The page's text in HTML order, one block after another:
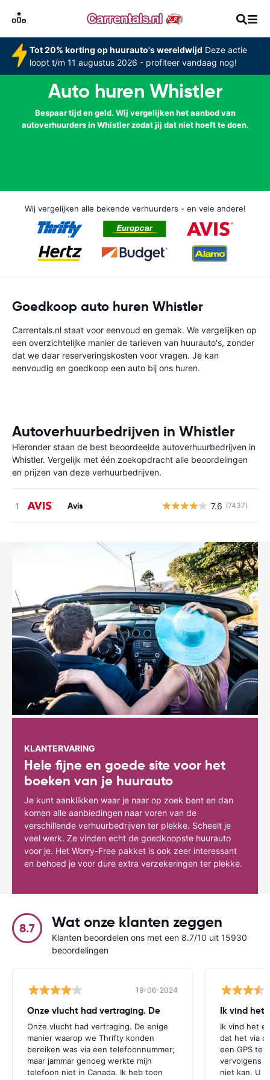
Tot 20% korting op huurauto's wereldwijd Deze actie
loopt t/m 11 augustus 2026 - profiteer vandaag nog!
Auto huren Whistler
Bespaar tijd en geld. Wij vergelijken het aanbod van
autoverhuurders in Whistler zodat jij dat niet hoeft te doen.
Wij vergelijken alle bekende verhuurders - en vele andere!
Goedkoop auto huren Whistler
Carrentals.nl staat voor eenvoud en gemak. We vergelijken op
een overzichtelijke manier de tarieven van huurauto's, zonder
dat we daar reserveringskosten voor vragen. Je kan
eenvoudig en goedkoop een auto bij ons huren.
Autoverhuurbedrijven in Whistler
Hieronder staan de best beoordeelde autoverhuurbedrijven in
Whistler. Vergelijk met één zoekopdracht alle beoordelingen
en prijzen van deze verhuurbedrijven.
Avis 7.6 (7437)
KLANTERVARING
Hele fijne en goede site voor het
boeken van je huurauto
Je kunt aanklikken waar je naar op zoek bent en dan
komen alle aanbiedingen naar voren van de
verschillende verhuurbedrijven ter plekke. Scheelt je
veel werk. Ze vinden echt de goedkoopste huurauto
voor je. Het Worry-Free pakket is ook zeer interessant
en behoed je voor dure extra verzekeringen ter plekke.
8.7 Wat onze klanten zeggen
Klanten beoordelen ons met een 8.7/10 uit 15930
beoordelingen
19-06-2024
Onze vlucht had vertraging. De
Onze vlucht had vertraging. De enige
manier waarop we Thrifty konden
bereiken was via een telefoonnummer;
maar jammar genoeg werkte mijn
telefoon niet in Canada. Ik heb toen
Ik vind het
Ik vind het
dat het via
een GPS te
vervolgens
niet kan. U